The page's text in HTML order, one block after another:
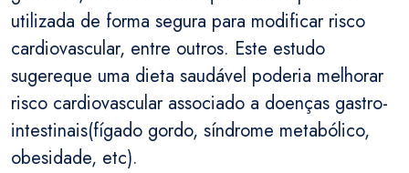
utilizada de forma segura para modificar risco
cardiovascular, entre outros. Este estudo
sugereque uma dieta saudável poderia melhorar
risco cardiovascular associado a doenças gastro-
intestinais(fígado gordo, síndrome metabólico,
obesidade, etc).